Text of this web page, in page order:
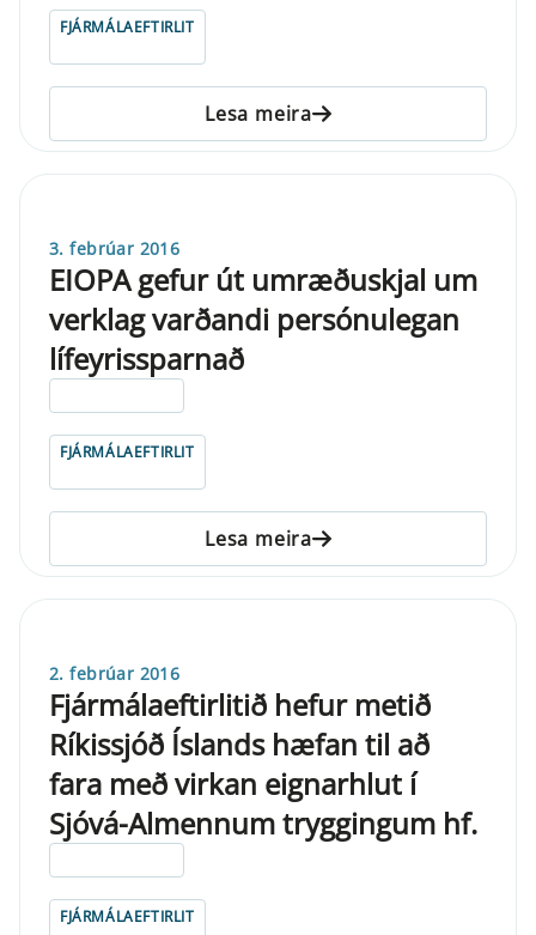
FJÁRMÁLAEFTIRLIT
Lesa meira
3. febrúar 2016
EIOPA gefur út umræðuskjal um
verklag varðandi persónulegan
lífeyrissparnað
FJÁRMÁLAEFTIRLIT
Lesa meira
2. febrúar 2016
Fjármálaeftirlitið hefur metið
Ríkissjóð Íslands hæfan til að
fara með virkan eignarhlut í
Sjóvá-Almennum tryggingum hf.
FJÁRMÁLAEFTIRLIT